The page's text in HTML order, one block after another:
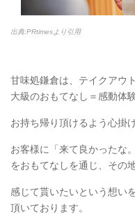
出典:PRtimesより引用
甘味処鎌倉は、テイクアウ
大級のおもてなし＝感動体
お持ち帰り頂けるよう心掛
お客様に「来て良かったな
をおもてなしを通じ、その
感じて貰いたいという想い
頂いております。